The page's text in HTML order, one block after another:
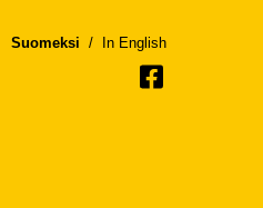
Suomeksi / In English